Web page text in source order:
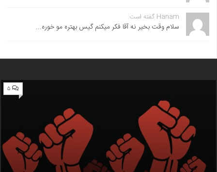
Hanam گفته است:
سلام وقت بخیر نه آقا فکر میکنم گیس بهتره مو خوره...
۵